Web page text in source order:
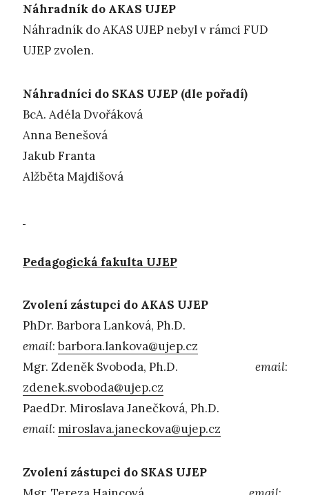
Náhradník do AKAS UJEP
Náhradník do AKAS UJEP nebyl v rámci FUD
UJEP zvolen.
Náhradníci do SKAS UJEP (dle pořadí)
BcA. Adéla Dvořáková
Anna Benešová
Jakub Franta
Alžběta Majdišová
Pedagogická fakulta UJEP
Zvolení zástupci do AKAS UJEP
PhDr. Barbora Lanková, Ph.D.
email:barbora.lankova@ujep.cz
Mgr. Zdeněk Svoboda, Ph.D. email:
zdenek.svoboda@ujep.cz
PaedDr. Miroslava Janečková, Ph.D.
email: miroslava.janeckova@ujep.cz
Zvolení zástupci do SKAS UJEP